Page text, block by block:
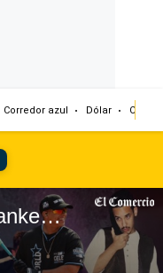
Corredor azul Dólar
La historia de Daddy Yankee: ¿por qué no fue beisbolista y se dedicó a la música?